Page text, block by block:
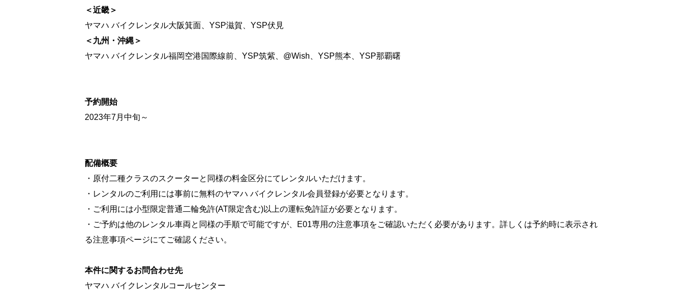
＜近畿＞
ヤマハ バイクレンタル大阪箕面、YSP滋賀、YSP伏見
＜九州・沖縄＞
ヤマハ バイクレンタル福岡空港国際線前、YSP筑紫、@Wish、YSP熊本、YSP那覇曙
予約開始
2023年7月中旬～
配備概要
・原付二種クラスのスクーターと同様の料金区分にてレンタルいただけます。
・レンタルのご利用には事前に無料のヤマハ バイクレンタル会員登録が必要となります。
・ご利用には小型限定普通二輪免許(AT限定含む)以上の運転免許証が必要となります。
・ご予約は他のレンタル車両と同様の手順で可能ですが、E01専用の注意事項をご確認いただく必要があります。詳しくは予約時に表示され
る注意事項ページにてご確認ください。
本件に関するお問合わせ先
ヤマハ バイクレンタルコールセンター